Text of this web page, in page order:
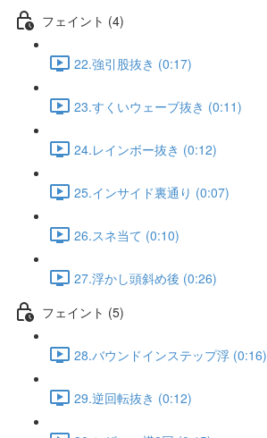
フェイント (4)
22.強引股抜き (0:17)
23.すくいウェーブ抜き (0:11)
24.レインボー抜き (0:12)
25.インサイド裏通り (0:07)
26.スネ当て (0:10)
27.浮かし頭斜め後 (0:26)
フェイント (5)
28.バウンドインステップ浮 (0:16)
29.逆回転抜き (0:12)